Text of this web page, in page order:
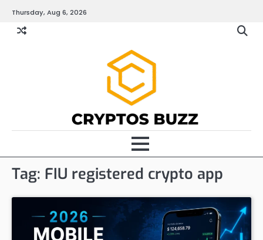
content
Thursday, Aug 6, 2026
Tag: FIU registered crypto app